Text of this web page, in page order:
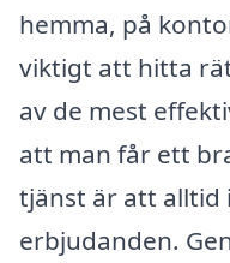
hemma, på
viktigt att hitta
av de mest
att man får ett
tjänst är att alltid
erbjudanden.